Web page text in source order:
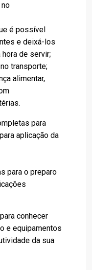
é possível
e deixá-los
de servir;
transporte;
alimentar,
para
aplicação da
para o preparo
conhecer
e equipamentos
da sua